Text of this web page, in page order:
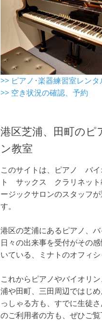
>> ピアノ･楽器練習室レンタ
>> 空き状況の確認、予約
港区芝浦、田町のピ
ン教室
このサイトは、ピアノ バ
ト サックス クラリネット
ージックサロンのスタッフ
す。
港区の芝浦にあるピアノ、
日々の出来事を受付がその
いている、ミナトのオフィシ
これからピアノやバイオリ
浦や田町、三田周辺ではじ
っしゃる方も、すでに生徒
のご利用者の方も、ぜひご覧